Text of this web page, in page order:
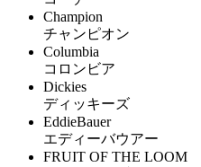
Champion
チャンピオン
Columbia
コロンビア
Dickies
ディッキーズ
EddieBauer
エディーバウアー
FRUIT OF THE LOOM